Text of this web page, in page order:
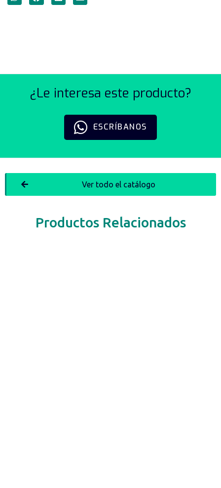
¿Le interesa este producto?
ESCRÍBANOS
Productos Relacionados
Ver todo el catálogo